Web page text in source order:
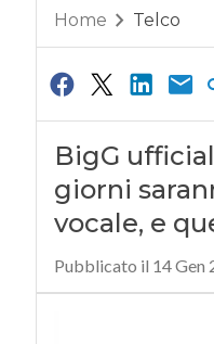
Home Telco
BigG
giorni
vocale, e
Pubblicato il 14 Gen